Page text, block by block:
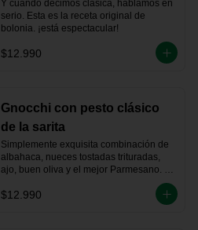
Y cuando decimos clásica, hablamos en
serio. Esta es la receta original de
bolonia. ¡está espectacular!
$12.990
Gnocchi con pesto clásico
de la sarita
Simplemente exquisita combinación de
albahaca, nueces tostadas trituradas,
ajo, buen oliva y el mejor Parmesano.
nombre... yo que tú, lo pruebo.
$12.990